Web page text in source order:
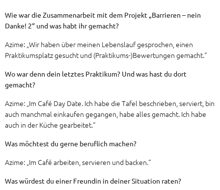
Wie war die Zusammenarbeit mit dem Projekt „Barrieren – nein
Danke! 2“ und was habt ihr gemacht?
Azime: „Wir haben über meinen Lebenslauf gesprochen, einen
Praktikumsplatz gesucht und (Praktikums-)Bewertungen gemacht.“
Wo war denn dein letztes Praktikum? Und was hast du dort
gemacht?
Azime: „Im Café Day Date. Ich habe die Tafel beschrieben, serviert, bin
auch manchmal einkaufen gegangen, habe alles gemacht. Ich habe
auch in der Küche gearbeitet.“
Was möchtest du gerne beruflich machen?
Azime: „Im Café arbeiten, servieren und backen.“
Was würdest du einer Freundin in deiner Situation raten?